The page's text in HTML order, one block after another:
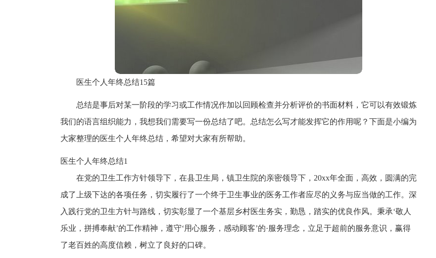
医生个人年终总结15篇
总结是事后对某一阶段的学习或工作情况作加以回顾检查并分析评价的书面材料，它可以有效锻炼
我们的语言组织能力，我想我们需要写一份总结了吧。总结怎么写才能发挥它的作用呢？下面是小编为
大家整理的医生个人年终总结，希望对大家有所帮助。
医生个人年终总结1
在党的卫生工作方针领导下，在县卫生局，镇卫生院的亲密领导下，20xx年全面，高效，圆满的完
成了上级下达的各项任务，切实履行了一个终于卫生事业的医务工作者应尽的义务与应当做的工作。深
入践行党的卫生方针与路线，切实彰显了一个基层乡村医生务实，勤恳，踏实的优良作风。秉承‘敬人
乐业，拼搏奉献’的工作精神，遵守‘用心服务，感动顾客’的·服务理念，立足于超前的服务意识，赢得
了老百姓的高度信赖，树立了良好的口碑。